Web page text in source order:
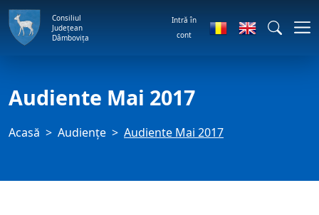
Consiliul
Județean
Dâmbovița
Intră în
cont
Audiente Mai 2017
Acasă Audienţe Audiente Mai 2017